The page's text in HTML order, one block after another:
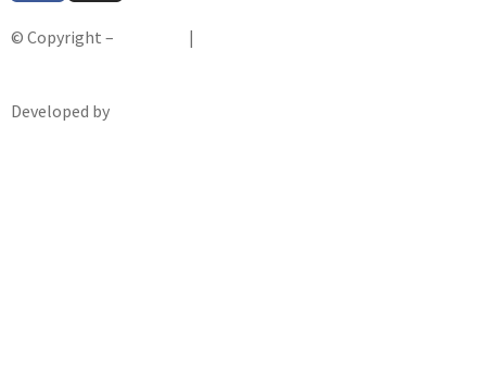
© Copyright – |
Developed by